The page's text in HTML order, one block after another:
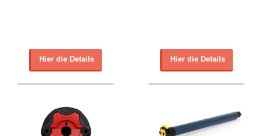
Hier die Details Hier die Details